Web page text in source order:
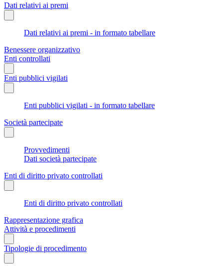
Dati relativi ai premi
Dati relativi ai premi - in formato tabellare
Benessere organizzativo
Enti controllati
Enti pubblici vigilati
Enti pubblici vigilati - in formato tabellare
Società partecipate
Provvedimenti
Dati società partecipate
Enti di diritto privato controllati
Enti di diritto privato controllati
Rappresentazione grafica
Attività e procedimenti
Tipologie di procedimento